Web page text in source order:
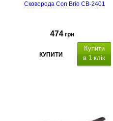
Сковорода Con Brio CB-2401
474 грн
КУПИТИ
Купити
в 1 клік